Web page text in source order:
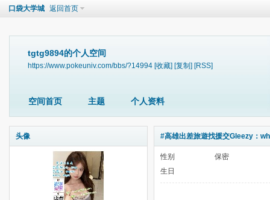
口袋大学城 返回首页
tgtg9894的个人空间
https://www.pokeuniv.com/bbs/?14994 [收藏] [复制] [RSS]
空间首页 主题 个人资料
头像 #高雄出差旅遊找援交Gleezy：
性别
保密
生日